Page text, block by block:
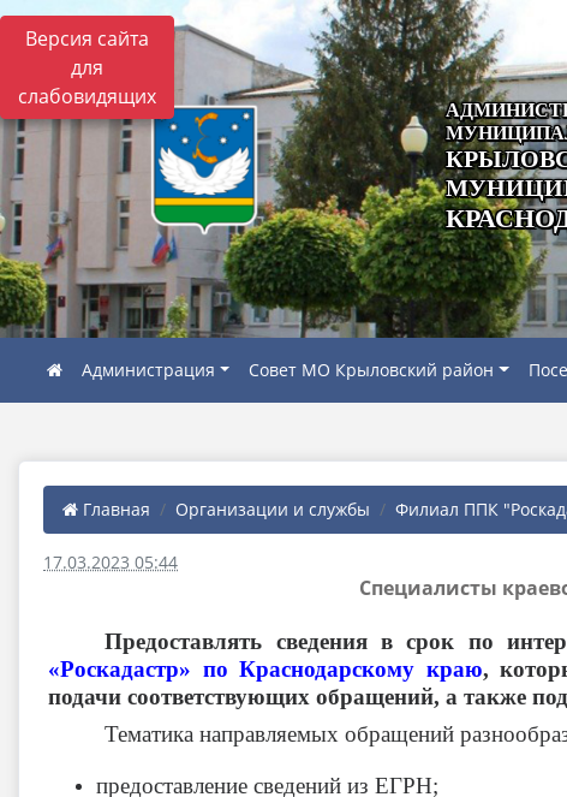
Версия сайта
для
слабовидящих
Администрация Совет МО Крыловский район
Главная Организации и службы Филиал ППК
17.03.2023 05:44
Специалисты
Предоставлять сведения в срок по
«Роскадастр» по Краснодарскому краю,
подачи соответствующих обращений, а также
Тематика направляемых обращений
предоставление сведений из ЕГРН;